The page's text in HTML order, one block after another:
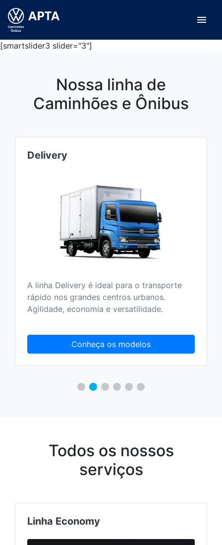
menu
[smartslider3 slider="3"]
Nossa linha de
Caminhões e Ônibus
Delivery
A linha Delivery é ideal para o transporte
rápido nos grandes centros urbanos.
Agilidade, economia e versatilidade.
Conheça os modelos
Todos os nossos
serviços
Linha Economy